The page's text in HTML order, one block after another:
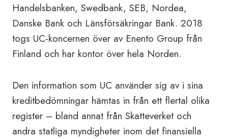
Handelsbanken, Swedbank, SEB, Nordea,
Danske Bank och Länsförsäkringar Bank. 2018
togs UC-koncernen över av Enento Group från
Finland och har kontor över hela Norden.
Den information som UC använder sig av i sina
kreditbedömningar hämtas in från ett flertal olika
register – bland annat från Skatteverket och
andra statliga myndigheter inom det finansiella